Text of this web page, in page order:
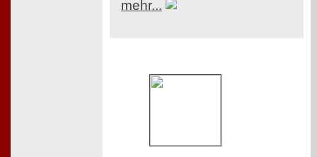
mehr...